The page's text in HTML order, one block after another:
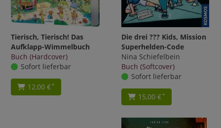
Tierisch, Tierisch! Das
Aufklapp-Wimmelbuch
Buch (Hardcover)
Sofort lieferbar
12,00 €*
Die drei ??? Kids, Mission
Superhelden-Code
Nina Schiefelbein
Buch (Softcover)
Sofort lieferbar
15,00 €*